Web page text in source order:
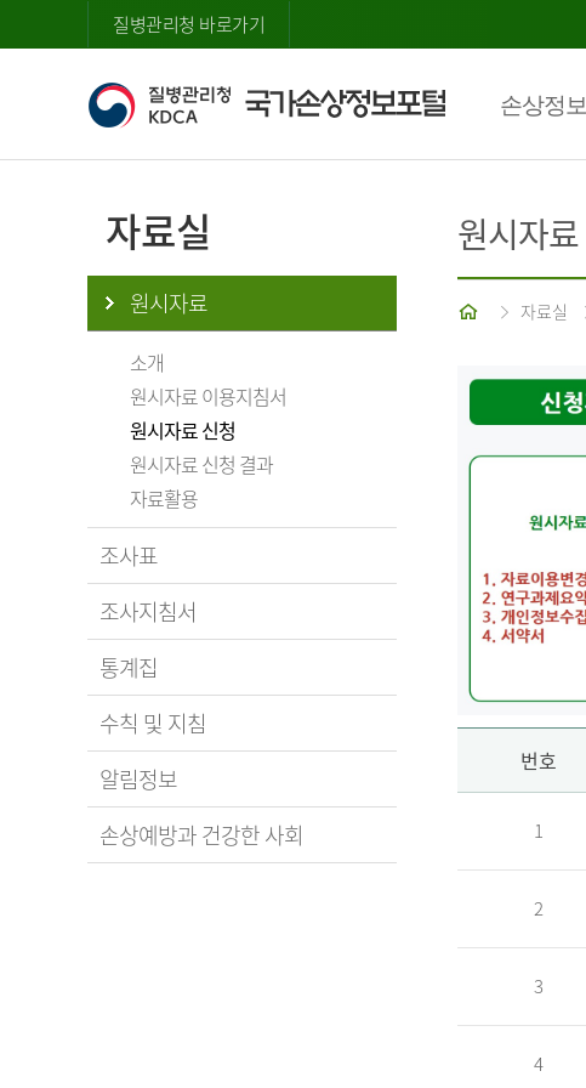
질병관리청 바로가기
손상정보
자료실
원시자료
소개
원시자료 이용지침서
원시자료 신청
원시자료 신청 결과
자료활용
조사표
조사지침서
통계집
수칙 및 지침
알림정보
손상예방과 건강한 사회
원시자
홈 자료실
자
청
번호
1
2
3
4